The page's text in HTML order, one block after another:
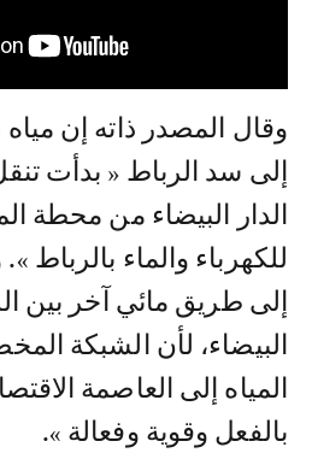
وقال المصدر ذاته إن
إلى سد الرباط « بدأت
الدار البيضاء من محطة
للكهرباء والماء بالرباط
إلى طريق مائي آخر بين
البيضاء، لأن الشبكة
المياه إلى العاصمة
بالفعل وقوية وفعالة ».